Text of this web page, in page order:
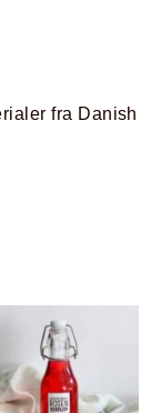
fra Danish